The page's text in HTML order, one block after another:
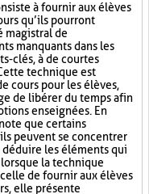
à fournir aux élèves
qu’ils pourront
magistral de
manquants dans les
clés, à de courtes
technique est
cours pour les élèves,
de libérer du temps afin
enseignées. En
que certains
peuvent se concentrer
déduire les éléments qui
la technique
de fournir aux élèves
elle présente